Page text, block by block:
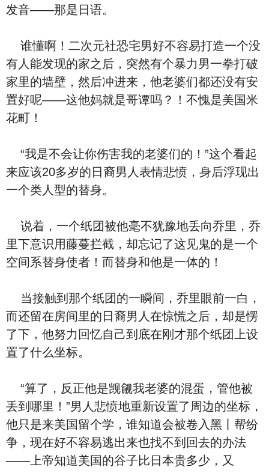
发音——那是日语。
谁懂啊！二次元社恐宅男好不容易打造一个没
有人能发现的家之后，突然有个暴力男一拳打破
家里的墙壁，然后冲进来，他老婆们都还没有安
置好呢——这他妈就是哥谭吗？！不愧是美国米
花町！
“我是不会让你伤害我的老婆们的！”这个看起
来应该20多岁的日裔男人表情悲愤，身后浮现出
一个类人型的替身。
说着，一个纸团被他毫不犹豫地丢向乔里，乔
里下意识用藤蔓拦截，却忘记了这见鬼的是一个
空间系替身使者！而替身和他是一体的！
当接触到那个纸团的一瞬间，乔里眼前一白，
而还留在房间里的日裔男人在惊慌之后，却是愣
了下，他努力回忆自己到底在刚才那个纸团上设
置了什么坐标。
“算了，反正他是觊觎我老婆的混蛋，管他被
丢到哪里！”男人悲愤地重新设置了周边的坐标，
他只是来美国留个学，谁知道会被卷入黑丨帮纷
争，现在好不容易逃出来也找不到回去的办法
——上帝知道美国的谷子比日本贵多少，又